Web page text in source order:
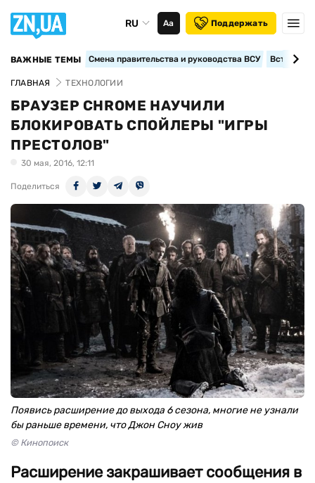
RU Аа Поддержать
ВАЖНЫЕ ТЕМЫ Смена правительства и руководства ВСУ
ГЛАВНАЯ ТЕХНОЛОГИИ
БРАУЗЕР CHROME НАУЧИЛИ
БЛОКИРОВАТЬ СПОЙЛЕРЫ "ИГРЫ
ПРЕСТОЛОВ"
30 мая, 2016, 12:11
Поделиться
Появись расширение до выхода 6 сезона, многие не узнали
бы раньше времени, что Джон Сноу жив
© Кинопоиск
Расширение закрашивает сообщения в